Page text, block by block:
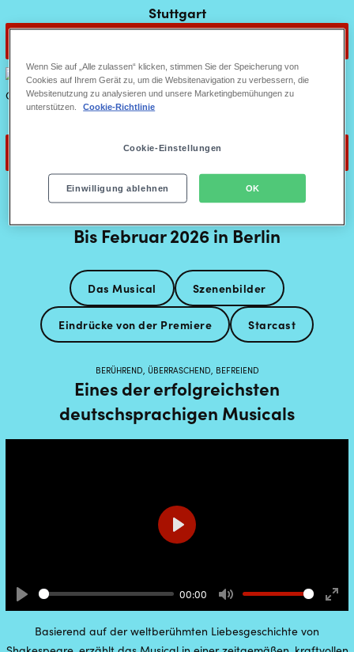
Stuttgart
& Julia - Das Pop Musical
Bis Februar 2026 in Berlin
Das Musical Szenenbilder
Eindrücke von der Premiere Starcast
BERÜHREND, ÜBERRASCHEND, BEFREIEND
Eines der erfolgreichsten
deutschsprachigen Musicals
Play
00:00
Mute
Play
Basierend auf der weltberühmten Liebesgeschichte von
Wenn Sie auf „Alle zulassen“ klicken, stimmen Sie der Speicherung von
Cookies auf Ihrem Gerät zu, um die Websitenavigation zu verbessern, die
Websitenutzung zu analysieren und unsere Marketingbemühungen zu
unterstützen.
Cookie-Richtlinie
Cookie-Einstellungen
Einwilligung ablehnen OK